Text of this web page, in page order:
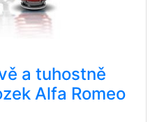
a tuhostně
Alfa Romeo